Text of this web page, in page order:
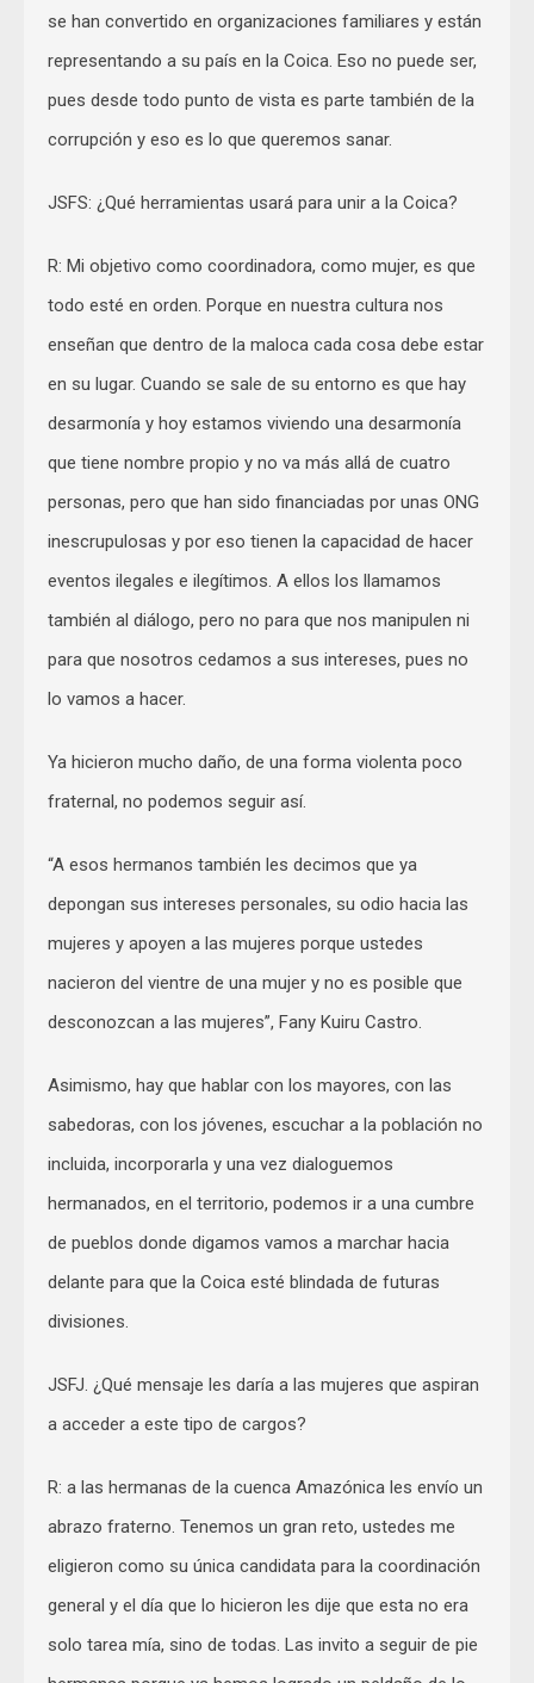
se han convertido en organizaciones familiares y están
representando a su país en la Coica. Eso no puede ser,
pues desde todo punto de vista es parte también de la
corrupción y eso es lo que queremos sanar.
JSFS: ¿Qué herramientas usará para unir a la Coica?
R: Mi objetivo como coordinadora, como mujer, es que
todo esté en orden. Porque en nuestra cultura nos
enseñan que dentro de la maloca cada cosa debe estar
en su lugar. Cuando se sale de su entorno es que hay
desarmonía y hoy estamos viviendo una desarmonía
que tiene nombre propio y no va más allá de cuatro
personas, pero que han sido financiadas por unas ONG
inescrupulosas y por eso tienen la capacidad de hacer
eventos ilegales e ilegítimos. A ellos los llamamos
también al diálogo, pero no para que nos manipulen ni
para que nosotros cedamos a sus intereses, pues no
lo vamos a hacer.
Ya hicieron mucho daño, de una forma violenta poco
fraternal, no podemos seguir así.
“A esos hermanos también les decimos que ya
depongan sus intereses personales, su odio hacia las
mujeres y apoyen a las mujeres porque ustedes
nacieron del vientre de una mujer y no es posible que
desconozcan a las mujeres”, Fany Kuiru Castro.
Asimismo, hay que hablar con los mayores, con las
sabedoras, con los jóvenes, escuchar a la población no
incluida, incorporarla y una vez dialoguemos
hermanados, en el territorio, podemos ir a una cumbre
de pueblos donde digamos vamos a marchar hacia
delante para que la Coica esté blindada de futuras
divisiones.
JSFJ. ¿Qué mensaje les daría a las mujeres que aspiran
a acceder a este tipo de cargos?
R: a las hermanas de la cuenca Amazónica les envío un
abrazo fraterno. Tenemos un gran reto, ustedes me
eligieron como su única candidata para la coordinación
general y el día que lo hicieron les dije que esta no era
solo tarea mía, sino de todas. Las invito a seguir de pie